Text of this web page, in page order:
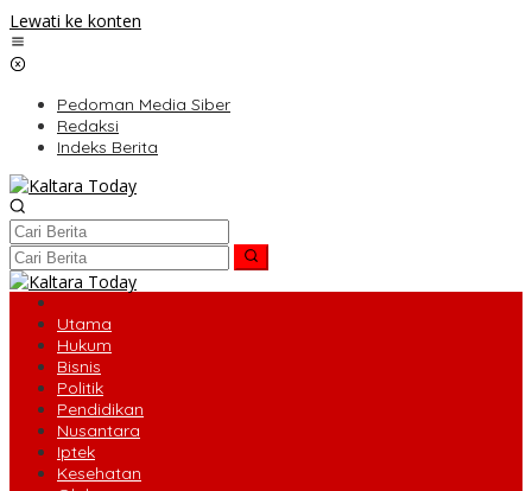
Lewati ke konten
Pedoman Media Siber
Redaksi
Indeks Berita
Utama
Hukum
Bisnis
Politik
Pendidikan
Nusantara
Iptek
Kesehatan